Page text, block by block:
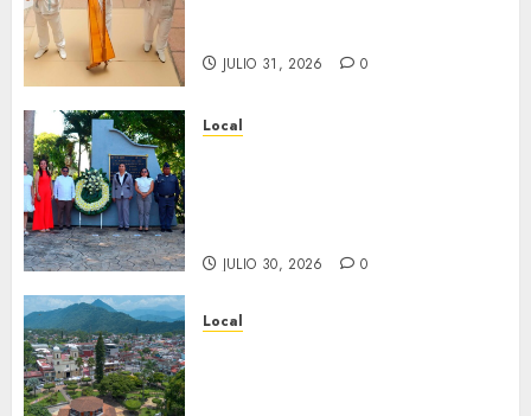
JULIO 31, 2026 0
Local
JULIO 30, 2026 0
Local